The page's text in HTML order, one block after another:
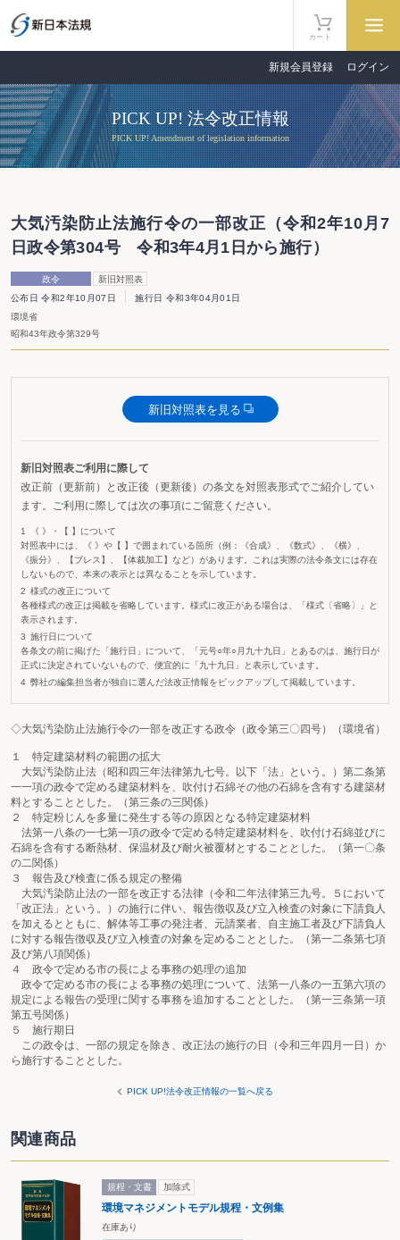
カート
新規会員登録 ログイン
PICK UP! 法令改正情報
PICK UP! Amendment of legislation information
大気汚染防止法施行令の一部改正（令和2年10月7
日政令第304号 令和3年4月1日から施行）
政令
新旧対照表
公布日 令和2年10月07日
施行日 令和3年04月01日
環境省
昭和43年政令第329号
新旧対照表を見る
新旧対照表ご利用に際して
改正前（更新前）と改正後（更新後）の条文を対照表形式でご紹介してい
ます。ご利用に際しては次の事項にご留意ください。
《 》・【 】について
対照表中には、《 》や【 】で囲まれている箇所（例：《合成》、《数式》、《横》、
《振分》、【ブレス】、【体裁加工】など）があります。これは実際の法令条文には存在
しないもので、本来の表示とは異なることを示しています。
様式の改正について
各種様式の改正は掲載を省略しています。様式に改正がある場合は、「様式〔省略〕」と
表示されます。
施行日について
各条文の前に掲げた「施行日」について、「元号○年○月九十九日」とあるのは、施行日が
正式に決定されていないもので、便宜的に「九十九日」と表示しています。
弊社の編集担当者が独自に選んだ法改正情報をピックアップして掲載しています。
◇大気汚染防止法施行令の一部を改正する政令（政令第三〇四号）（環境省）
１ 特定建築材料の範囲の拡大
大気汚染防止法（昭和四三年法律第九七号。以下「法」という。）第二条第
一一項の政令で定める建築材料を、吹付け石綿その他の石綿を含有する建築材
料とすることとした。（第三条の三関係）
２ 特定粉じんを多量に発生する等の原因となる特定建築材料
法第一八条の一七第一項の政令で定める特定建築材料を、吹付け石綿並びに
石綿を含有する断熱材、保温材及び耐火被覆材とすることとした。（第一〇条
の二関係）
３ 報告及び検査に係る規定の整備
大気汚染防止法の一部を改正する法律（令和二年法律第三九号。５において
「改正法」という。）の施行に伴い、報告徴収及び立入検査の対象に下請負人
を加えるとともに、解体等工事の発注者、元請業者、自主施工者及び下請負人
に対する報告徴収及び立入検査の対象を定めることとした。（第一二条第七項
及び第八項関係）
４ 政令で定める市の長による事務の処理の追加
政令で定める市の長による事務の処理について、法第一八条の一五第六項の
規定による報告の受理に関する事務を追加することとした。（第一三条第一項
第五号関係）
５ 施行期日
この政令は、一部の規定を除き、改正法の施行の日（令和三年四月一日）か
ら施行することとした。
PICK UP!法令改正情報の一覧へ戻る
関連商品
規程・文書 加除式
環境マネジメントモデル規程・文例集
在庫あり